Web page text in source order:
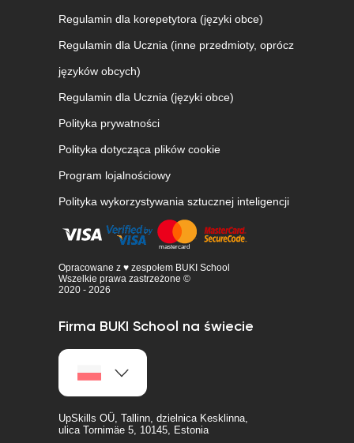
Regulamin dla korepetytora (języki obce)
Regulamin dla Ucznia (inne przedmioty, oprócz
języków obcych)
Regulamin dla Ucznia (języki obce)
Polityka prywatności
Polityka dotycząca plików cookie
Program lojalnościowy
Polityka wykorzystywania sztucznej inteligencji
Opracowane z ♥ zespołem BUKI School
Wszelkie prawa zastrzeżone ©
2020 - 2026
Firma BUKI School na świecie
UpSkills OÜ, Tallinn, dzielnica Kesklinna,
ulica Tornimäe 5, 10145, Estonia